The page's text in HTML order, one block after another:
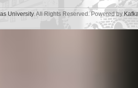
University. All Rights Reserved. Powered by